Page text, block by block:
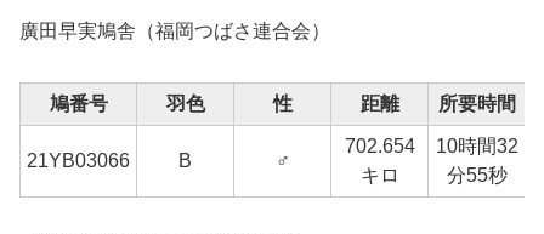
廣田早実鳩舎（福岡つばさ連合会）
鳩番号 羽色 性 距離 所要時間
21YB03066 B ♂
702.654
キロ
10時間32
分55秒